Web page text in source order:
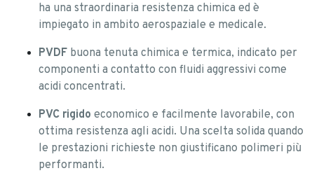
ha una straordinaria resistenza chimica ed è
impiegato in ambito aerospaziale e medicale.
PVDF buona tenuta chimica e termica, indicato per
componenti a contatto con fluidi aggressivi come
acidi concentrati.
PVC rigido economico e facilmente lavorabile, con
ottima resistenza agli acidi. Una scelta solida quando
le prestazioni richieste non giustificano polimeri più
performanti.